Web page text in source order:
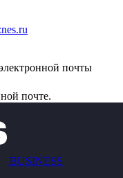
почты
почте.
BUSINESS